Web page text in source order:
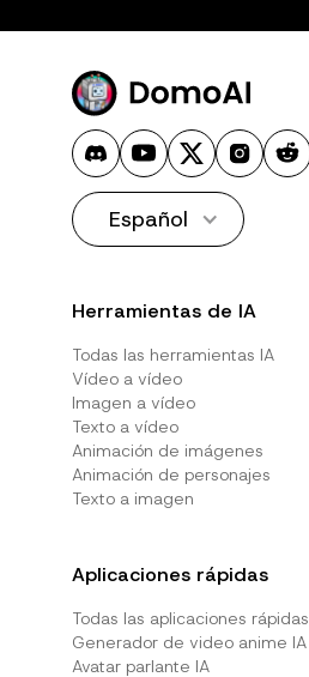
Español
Herramientas de IA
Todas las herramientas IA
Vídeo a vídeo
Imagen a vídeo
Texto a vídeo
Animación de imágenes
Animación de personajes
Texto a imagen
Aplicaciones rápidas
Todas las aplicaciones rápidas
Generador de video anime IA
Avatar parlante IA